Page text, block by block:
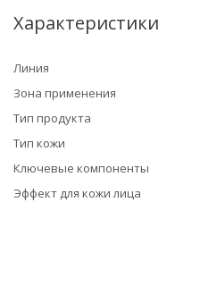
Характеристики
Линия
Зона применения
Тип продукта
Тип кожи
Ключевые компоненты
Эффект для кожи лица